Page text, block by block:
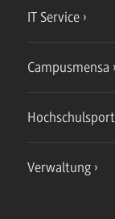
IT Service
Campusmensa
Hochschulsport
Verwaltung